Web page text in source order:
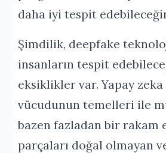
daha iyi tespit
Şimdilik, deepfake
insanların tespit
eksiklikler var. Yapay
vücudunun temelleri ile
bazen fazladan bir rakam
parçaları doğal olmayan